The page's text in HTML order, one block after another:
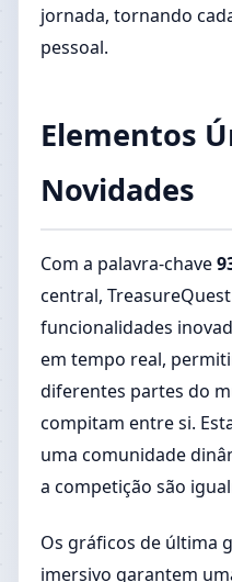
jornada, tornando
pessoal.
Elementos
Novidades
Com a palavra-chave
central,
funcionalidades
em tempo real,
diferentes partes do
compitam entre si.
uma comunidade
a competição são
Os gráficos de última
imersivo garantem